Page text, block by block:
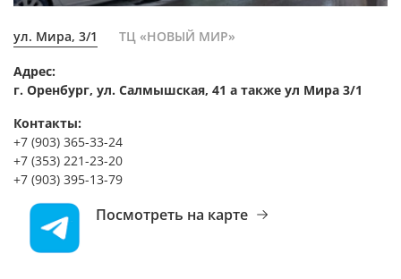
ул. Мира, 3/1 ТЦ «НОВЫЙ МИР»
Адрес:
г. Оренбург, ул. Салмышская, 41 а также ул Мира 3/1
Контакты:
+7 (903) 365-33-24
+7 (353) 221-23-20
+7 (903) 395-13-79
Посмотреть на карте